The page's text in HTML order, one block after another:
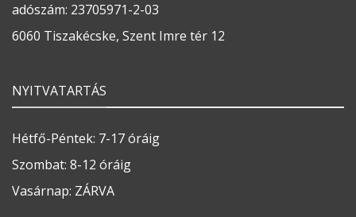
adószám: 23705971-2-03
6060 Tiszakécske, Szent Imre tér 12
NYITVATARTÁS
Hétfő-Péntek: 7-17 óráig
Szombat: 8-12 óráig
Vasárnap: ZÁRVA